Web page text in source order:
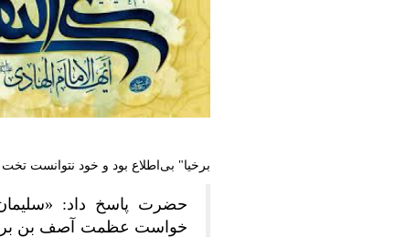
برخیا" بی‌اطلاع بود و خود نتوانست
حضرت پاسخ داد:
خواست عظمت آصف بن